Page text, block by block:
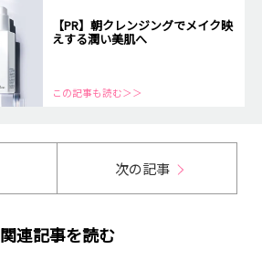
【PR】朝クレンジングでメイク映
えする潤い美肌へ
この記事も読む＞＞
次の記事
関連記事を読む